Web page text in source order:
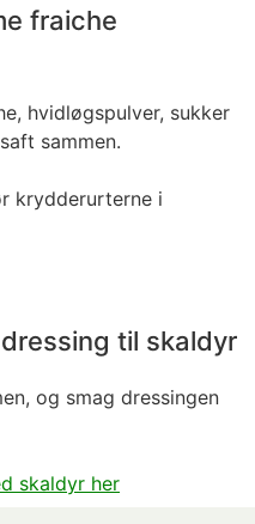
fraiche
, hvidløgspulver, sukker
sammen.
krydderurterne i
til skaldyr
og smag dressingen
skaldyr her